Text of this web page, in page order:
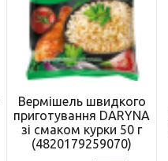
Вермішель швидкого
приготування DARYNA
зі смаком курки 50 г
(4820179259070)